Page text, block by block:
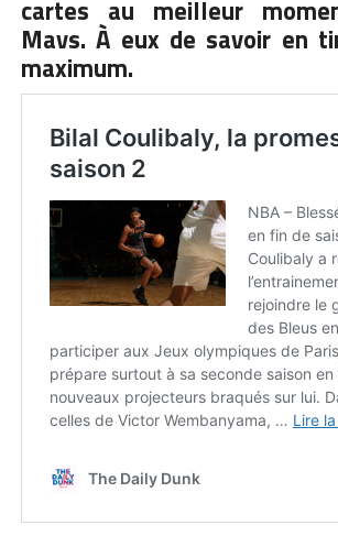
cartes au meilleur
Mavs. À eux de savoir en
maximum.